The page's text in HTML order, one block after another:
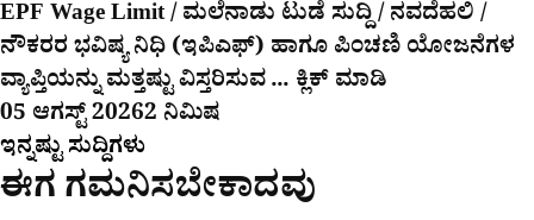
EPF Wage Limit / ಮಲೆನಾಡು ಟುಡೆ ಸುದ್ದಿ / ನವದೆಹಲಿ /
ನೌಕರರ ಭವಿಷ್ಯ ನಿಧಿ (ಇಪಿಎಫ್) ಹಾಗೂ ಪಿಂಚಣಿ ಯೋಜನೆಗಳ
ವ್ಯಾಪ್ತಿಯನ್ನು ಮತ್ತಷ್ಟು ವಿಸ್ತರಿಸುವ ... ಕ್ಲಿಕ್ ಮಾಡಿ
05 ಆಗಸ್ಟ್ 20262 ನಿಮಿಷ
ಇನ್ನಷ್ಟು ಸುದ್ದಿಗಳು
ಈಗ ಗಮನಿಸಬೇಕಾದವು